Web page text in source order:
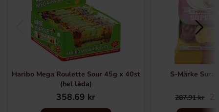
Haribo Mega Roulette Sour 45g x 40st
(hel låda)
358.69 kr
S-Märke
287.91 kr